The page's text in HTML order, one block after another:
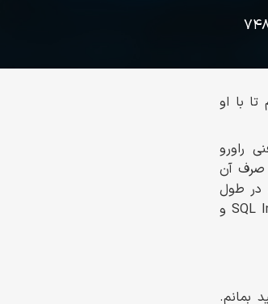
با او
راورو
صرف آن
در طول
مصاحبه، از فعالیت‌هایش بیشتر برایمان گفته است. آسیب پذیری هایی که بیشتر از همه دوست دارد SQL Injection و
بمانم.